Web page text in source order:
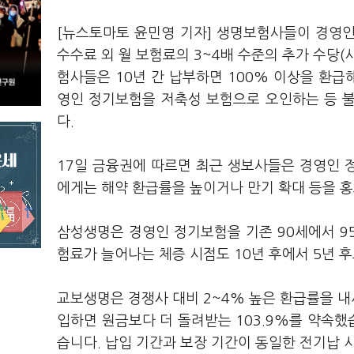
[뉴스토마토 윤민영 기자] 생명보험사들이 경영
수수료 외 월 보험료의 3~4배 수준의 추가 수당(
험사들은 10년 간 납부하면 100% 이상을 환급
영인 정기보험을 저축성 보험으로 오인하는 등
다.
17일 금융권에 따르면 최근 생보사들은 경영인
에게는 해약 환급률을 높이거나 만기 확대 등을
삼성생명은 경영인 정기보험을 기존 90세에서
험료가 늘어나는 체증 시점도 10년 후에서 5년
교보생명은 경쟁사 대비 2~4% 높은 환급률을
입하면 원금보다 더 돌려받는 103.9%를 약속했
습니다. 납입 기간과 보장 기간이 동일한 전기납